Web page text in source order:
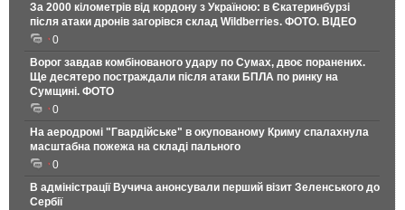
За 2000 кілометрів від кордону з Україною: в Єкатеринбурзі
після атаки дронів загорівся склад Wildberries. ФОТО. ВІДЕО
0
Ворог завдав комбінованого удару по Сумах, двоє поранених.
Ще десятеро постраждали після атаки БПЛА по ринку на
Сумщині. ФОТО
0
На аеродромі "Гвардійське" в окупованому Криму спалахнула
масштабна пожежа на складі пального
0
В адміністрації Вучича анонсували перший візит Зеленського до
Сербії